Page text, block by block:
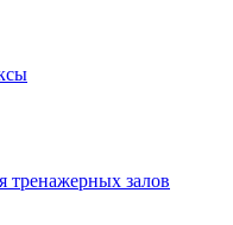
тренажерных залов